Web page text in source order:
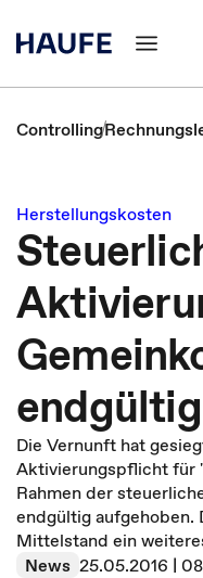
Controlling
Herstellungskosten
Die Vernunft hat
Aktivierungspflicht für
Rahmen der
endgültig
Mittelstand ein
News 25.05.2016 |